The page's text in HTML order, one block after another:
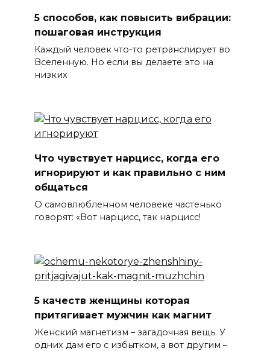
5 способов, как повысить вибрации:
пошаговая инструкция
Каждый человек что-то ретранслирует во
Вселенную. Но если вы делаете это на
низких
Что чувствует нарцисс, когда его
игнорируют и как правильно с ним
общаться
О самовлюбленном человеке частенько
говорят: «Вот нарцисс, так нарцисс!
5 качеств женщины которая
притягивает мужчин как магнит
Женский магнетизм – загадочная вещь. У
одних дам его с избытком, а вот другим –